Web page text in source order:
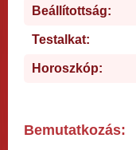
Beállítottság:
Testalkat:
Horoszkóp:
Bemutatkozás: